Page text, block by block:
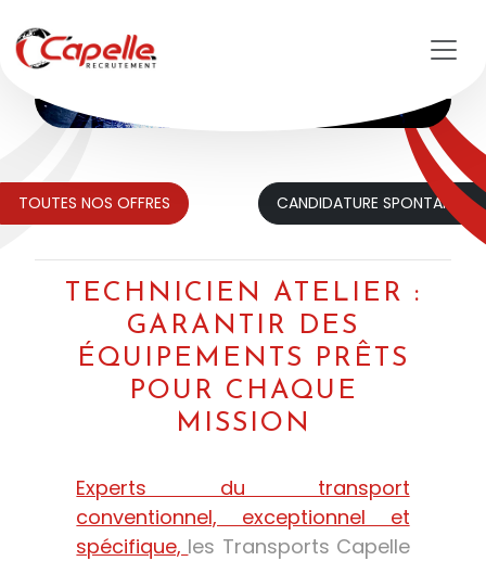
TOUTES NOS OFFRES CANDIDATURE SPONTANÉE
TECHNICIEN ATELIER :
GARANTIR DES
ÉQUIPEMENTS PRÊTS
POUR CHAQUE
MISSION
Experts du transport
conventionnel, exceptionnel et
spécifique, les Transports Capelle